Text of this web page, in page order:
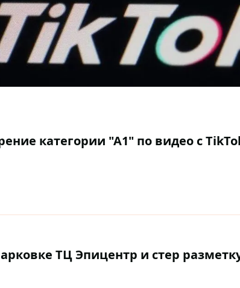
категории "А1" по видео с
ТЦ Эпицентр и стер